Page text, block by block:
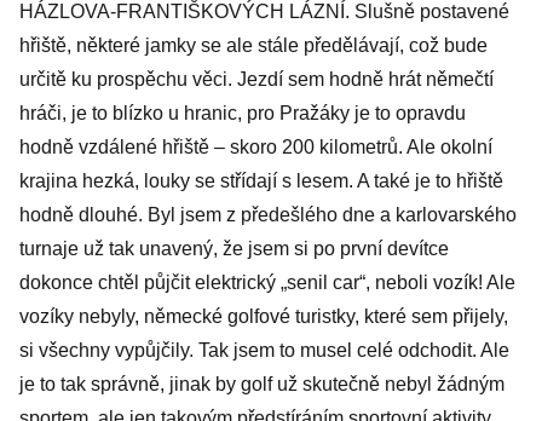
HÁZLOVA-FRANTIŠKOVÝCH LÁZNÍ. Slušně postavené
hřiště, některé jamky se ale stále předělávají, což bude
určitě ku prospěchu věci. Jezdí sem hodně hrát němečtí
hráči, je to blízko u hranic, pro Pražáky je to opravdu
hodně vzdálené hřiště – skoro 200 kilometrů. Ale okolní
krajina hezká, louky se střídají s lesem. A také je to hřiště
hodně dlouhé. Byl jsem z předešlého dne a karlovarského
turnaje už tak unavený, že jsem si po první devítce
dokonce chtěl půjčit elektrický „senil car“, neboli vozík! Ale
vozíky nebyly, německé golfové turistky, které sem přijely,
si všechny vypůjčily. Tak jsem to musel celé odchodit. Ale
je to tak správně, jinak by golf už skutečně nebyl žádným